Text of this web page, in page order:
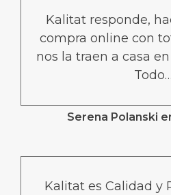
Kalitat responde,
compra online con
nos la traen a casa
Todo…
Serena Polanski
Kalitat es Calidad y